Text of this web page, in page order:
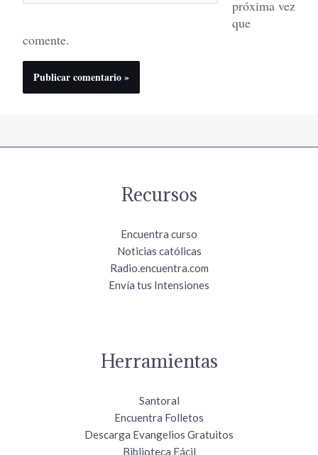
próxima vez
que
comente.
Recursos
Encuentra curso
Noticias católicas
Radio.encuentra.com
Envía tus Intensiones
Herramientas
Santoral
Encuentra Folletos
Descarga Evangelios Gratuitos
Biblioteca Fácil